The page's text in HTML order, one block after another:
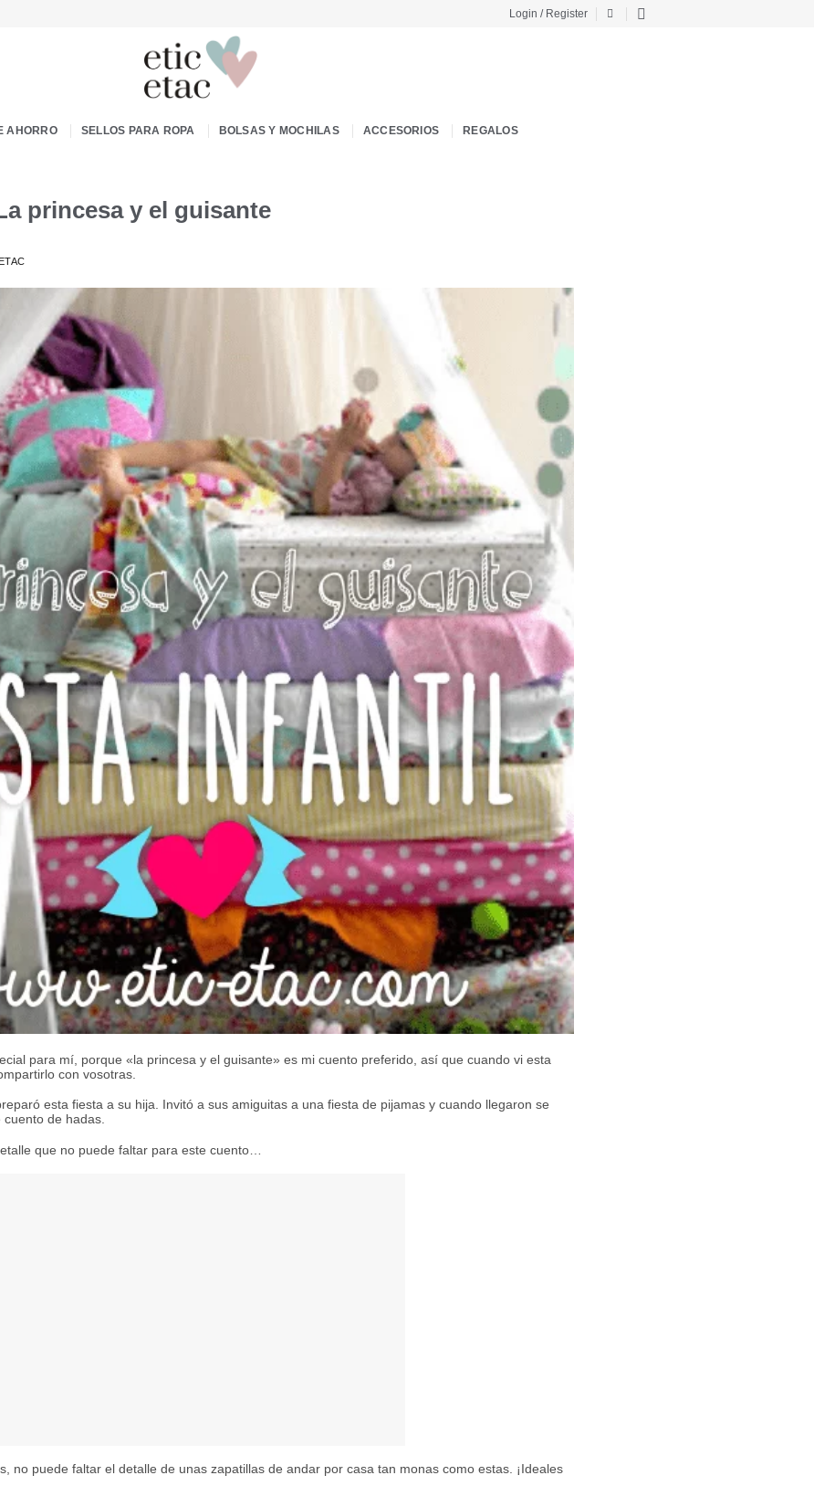
Login / Register
AHORRO SELLOS PARA ROPA BOLSAS Y MOCHILAS ACCESORIOS REGALOS
princesa y el guisante
para mí, porque «la princesa y el guisante» es mi cuento preferido, así que cuando vi esta
con vosotras.
esta fiesta a su hija. Invitó a sus amiguitas a una fiesta de pijamas y cuando llegaron se
de hadas.
que no puede faltar para este cuento…
no puede faltar el detalle de unas zapatillas de andar por casa tan monas como estas. ¡Ideales